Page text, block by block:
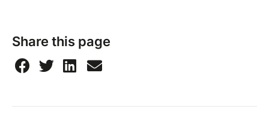
Share this page